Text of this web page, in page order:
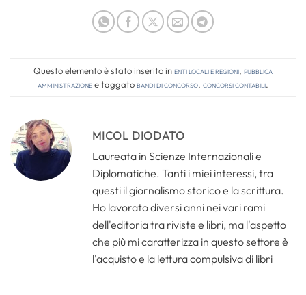
Questo elemento è stato inserito inEnti locali e regioni, Pubblica
amministrazionee taggatobandi di concorso, concorsi contabili.
MICOL DIODATO
Laureata in Scienze Internazionali e
Diplomatiche. Tanti i miei interessi, tra
questi il giornalismo storico e la scrittura.
Ho lavorato diversi anni nei vari rami
dell'editoria tra riviste e libri, ma l'aspetto
che più mi caratterizza in questo settore è
l'acquisto e la lettura compulsiva di libri